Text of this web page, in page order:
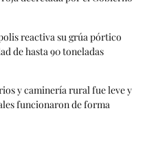
reactiva su grúa pórtico
de hasta 90 toneladas
y caminería rural fue leve y
funcionaron de forma